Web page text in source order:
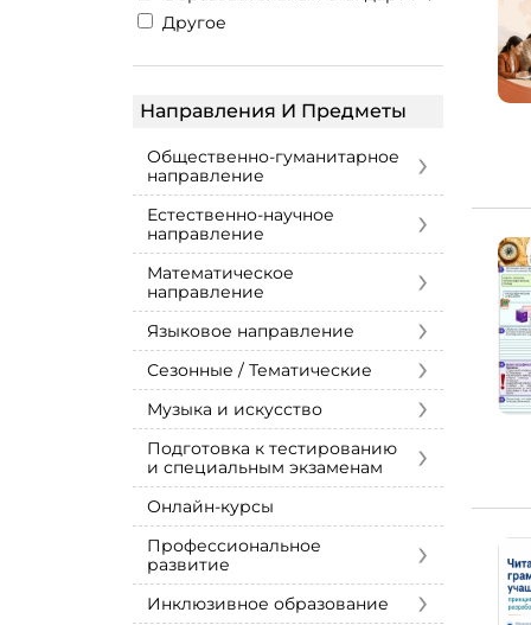
Другое
Направления И Предметы
Общественно-гуманитарное
направление
›
Естественно-научное
направление
›
Математическое
направление
›
Языковое направление ›
Сезонные / Тематические ›
Музыка и искусство ›
Подготовка к тестированию
и специальным экзаменам
›
Онлайн-курсы
Профессиональное
развитие
›
Инклюзивное образование ›